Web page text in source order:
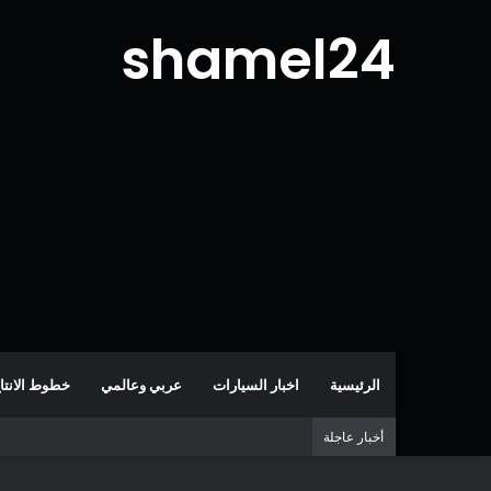
shamel24
الرئيسية اخبار السيارات عربي وعالمي خطوط
أخبار عاجلة